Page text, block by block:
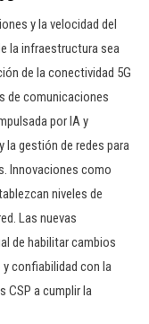
y la velocidad del
la infraestructura sea
de la conectividad 5G
de comunicaciones
por IA y
la gestión de redes para
Innovaciones como
niveles de
Las nuevas
de habilitar cambios
confiabilidad con la
CSP a cumplir la